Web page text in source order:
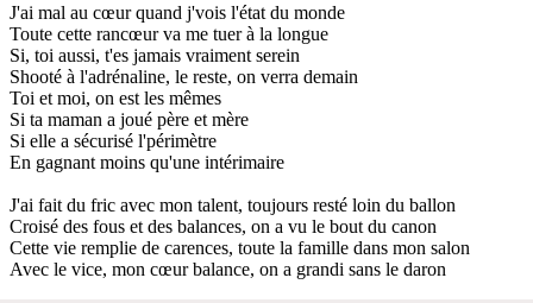
J'ai mal au cœur quand j'vois l'état du monde
Toute cette rancœur va me tuer à la longue
Si, toi aussi, t'es jamais vraiment serein
Shooté à l'adrénaline, le reste, on verra demain
Toi et moi, on est les mêmes
Si ta maman a joué père et mère
Si elle a sécurisé l'périmètre
En gagnant moins qu'une intérimaire
J'ai fait du fric avec mon talent, toujours resté loin du ballon
Croisé des fous et des balances, on a vu le bout du canon
Cette vie remplie de carences, toute la famille dans mon salon
Avec le vice, mon cœur balance, on a grandi sans le daron